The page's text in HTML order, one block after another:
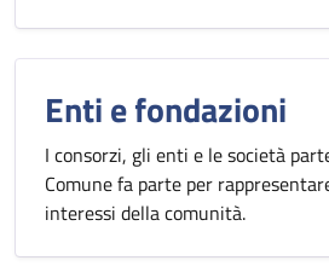
Enti e fondazioni
I consorzi, gli enti e le società
Comune fa parte per
interessi della comunità.